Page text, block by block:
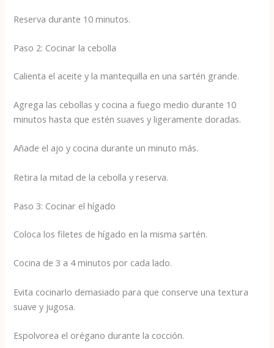
Reserva durante 10 minutos.
Paso 2: Cocinar la cebolla
Calienta el aceite y la mantequilla en una sartén grande.
Agrega las cebollas y cocina a fuego medio durante 10
minutos hasta que estén suaves y ligeramente doradas.
Añade el ajo y cocina durante un minuto más.
Retira la mitad de la cebolla y reserva.
Paso 3: Cocinar el hígado
Coloca los filetes de hígado en la misma sartén.
Cocina de 3 a 4 minutos por cada lado.
Evita cocinarlo demasiado para que conserve una textura
suave y jugosa.
Espolvorea el orégano durante la cocción.